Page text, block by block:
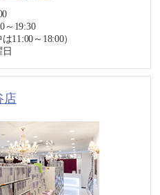
19:30
11:00～18:00）
店